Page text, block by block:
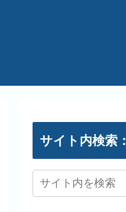
サイト内検索：